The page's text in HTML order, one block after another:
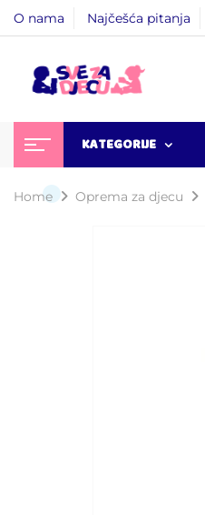
O nama Najčešća pitanja
KATEGORIJE
Home Oprema za djecu